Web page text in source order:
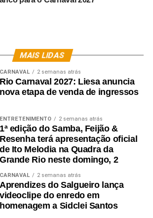
MAIS LIDAS
CARNAVAL 2 semanas atrás
Rio Carnaval 2027: Liesa anuncia
nova etapa de venda de ingressos
ENTRETENIMENTO 2 semanas atrás
1ª edição do Samba, Feijão &
Resenha terá apresentação oficial
de Ito Melodia na Quadra da
Grande Rio neste domingo, 2
CARNAVAL 2 semanas atrás
Aprendizes do Salgueiro lança
videoclipe do enredo em
homenagem a Sidclei Santos